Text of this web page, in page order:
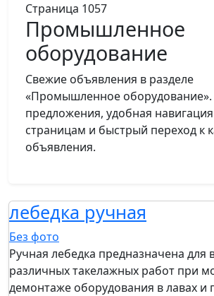
Страница 1057
Промышленное
оборудование
Свежие объявления в разделе
«Промышленное оборудование».
предложения, удобная
страницам и быстрый переход к
объявления.
лебедка ручная
Без фото
Ручная лебедка предназначена для
различных такелажных работ при
демонтаже оборудования в лавах и